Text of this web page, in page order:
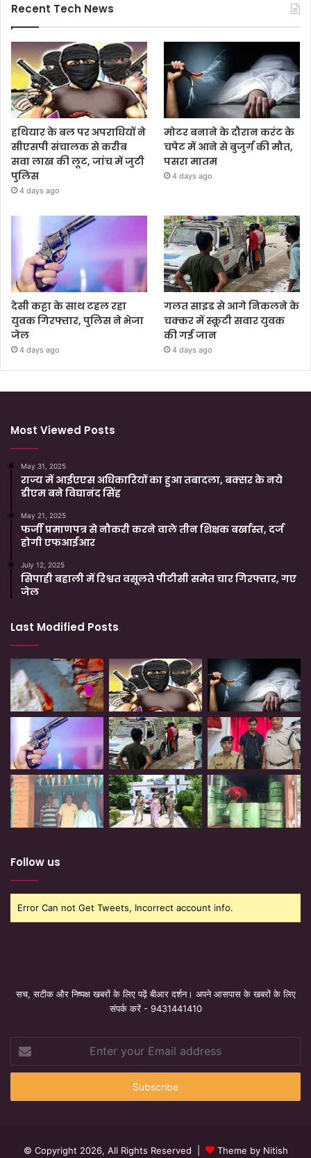
Recent Tech News
हथियार के बल पर अपराधियों ने
सीएसपी संचालक से करीब
सवा लाख की लूट, जांच में जुटी
पुलिस
4 days ago
मोटर बनाने के दौरान करंट के
चपेट में आने से बुजुर्ग की मौत,
पसरा मातम
4 days ago
देसी कट्टा के साथ टहल रहा
युवक गिरफ्तार, पुलिस ने भेजा
जेल
4 days ago
गलत साइड से आगे निकलने के
चक्कर में स्कूटी सवार युवक
की गई जान
4 days ago
Most Viewed Posts
May 31, 2025
राज्य में आईएएस अधिकारियों का हुआ तबादला, बक्सर के नये
डीएम बने विद्यानंद सिंह
May 21, 2025
फर्जी प्रमाणपत्र से नौकरी करने वाले तीन शिक्षक बर्खास्त, दर्ज
होगी एफआईआर
July 12, 2025
सिपाही बहाली में रिश्वत वसूलते पीटीसी समेत चार गिरफ्तार, गए
जेल
Last Modified Posts
Follow us
Error Can not Get Tweets, Incorrect account info.
सच, सटीक और निष्पक्ष खबरों के लिए पढ़ें बीआर दर्शन। अपने आसपास के खबरों के लिए
संपर्क करें - 9431441410
your
Email
© Copyright 2026, All Rights Reserved | Theme by Nitish